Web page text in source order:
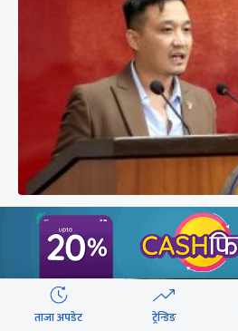
संसद्को रोष्ट्रमबाटै गृहमन्त्रीले
ताजा अपडेट ट्रेन्डिङ